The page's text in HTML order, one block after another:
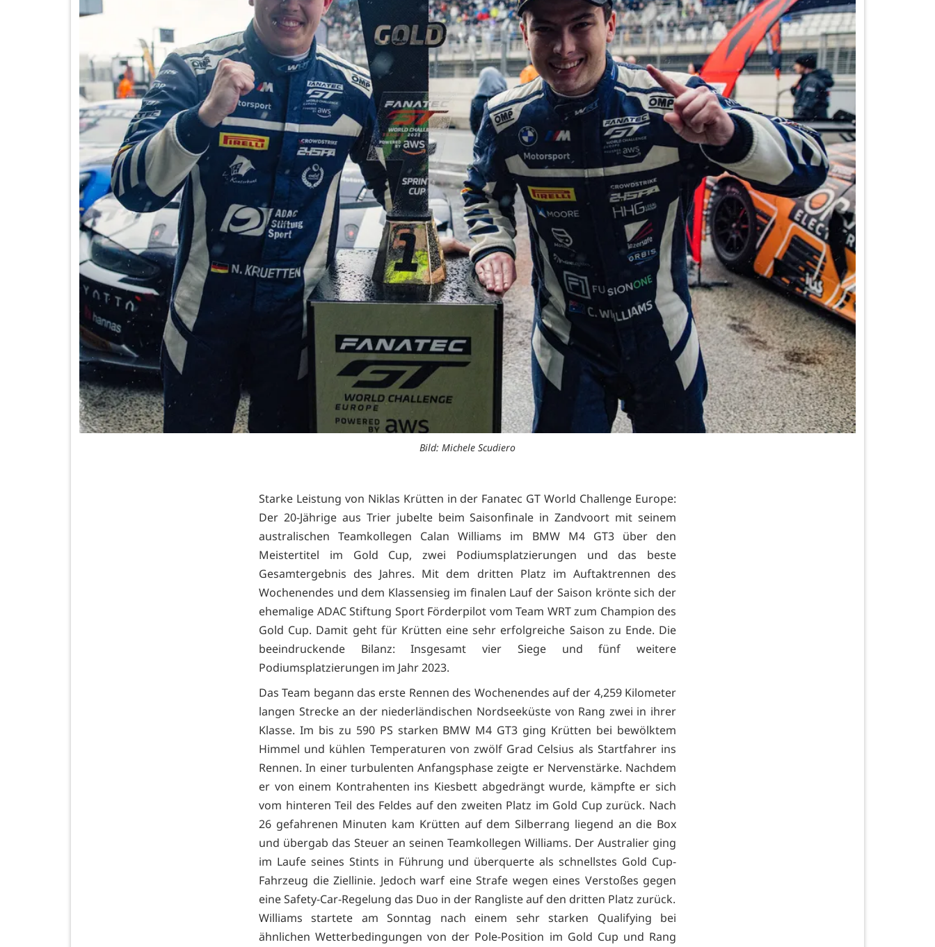
Bild: Michele Scudiero
Starke Leistung von Niklas Krütten in der Fanatec GT World Challenge Europe:
Der 20-Jährige aus Trier jubelte beim Saisonfinale in Zandvoort mit seinem
australischen Teamkollegen Calan Williams im BMW M4 GT3 über den
Meistertitel im Gold Cup, zwei Podiumsplatzierungen und das beste
Gesamtergebnis des Jahres. Mit dem dritten Platz im Auftaktrennen des
Wochenendes und dem Klassensieg im finalen Lauf der Saison krönte sich der
ehemalige ADAC Stiftung Sport Förderpilot vom Team WRT zum Champion des
Gold Cup. Damit geht für Krütten eine sehr erfolgreiche Saison zu Ende. Die
beeindruckende Bilanz: Insgesamt vier Siege und fünf weitere
Podiumsplatzierungen im Jahr 2023.
Das Team begann das erste Rennen des Wochenendes auf der 4,259 Kilometer
langen Strecke an der niederländischen Nordseeküste von Rang zwei in ihrer
Klasse. Im bis zu 590 PS starken BMW M4 GT3 ging Krütten bei bewölktem
Himmel und kühlen Temperaturen von zwölf Grad Celsius als Startfahrer ins
Rennen. In einer turbulenten Anfangsphase zeigte er Nervenstärke. Nachdem
er von einem Kontrahenten ins Kiesbett abgedrängt wurde, kämpfte er sich
vom hinteren Teil des Feldes auf den zweiten Platz im Gold Cup zurück. Nach
26 gefahrenen Minuten kam Krütten auf dem Silberrang liegend an die Box
und übergab das Steuer an seinen Teamkollegen Williams. Der Australier ging
im Laufe seines Stints in Führung und überquerte als schnellstes Gold Cup-
Fahrzeug die Ziellinie. Jedoch warf eine Strafe wegen eines Verstoßes gegen
eine Safety-Car-Regelung das Duo in der Rangliste auf den dritten Platz zurück.
Williams startete am Sonntag nach einem sehr starken Qualifying bei
ähnlichen Wetterbedingungen von der Pole-Position im Gold Cup und Rang